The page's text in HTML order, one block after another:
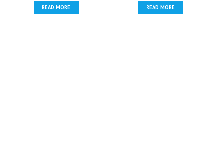
READ MORE READ MORE